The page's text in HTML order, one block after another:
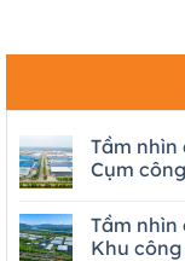
Tầm nhìn
Cụm
Tầm nhìn
Khu công